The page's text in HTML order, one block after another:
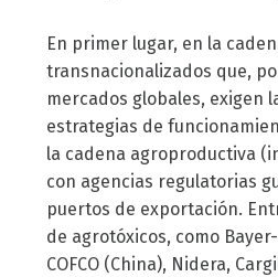
En primer lugar, en la
transnacionalizados que,
mercados globales, exigen
estrategias de
la cadena agroproductiva
con agencias regulatorias
puertos de exportación.
de agrotóxicos, como
COFCO (China), Nidera,